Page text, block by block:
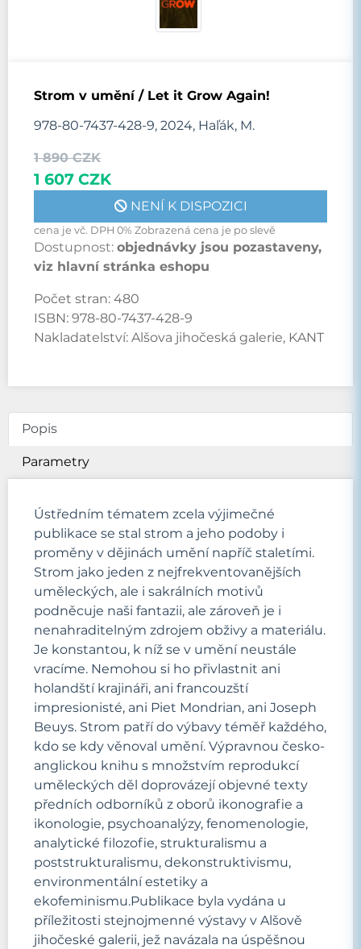
Strom v umění / Let it Grow Again!
978-80-7437-428-9, 2024, Haľák, M.
1 890 CZK
1 607 CZK
NENÍ K DISPOZICI
cena je vč. DPH 0% Zobrazená cena je po slevě
Dostupnost: objednávky jsou pozastaveny,
viz hlavní stránka eshopu
Počet stran: 480
ISBN: 978-80-7437-428-9
Nakladatelství: Alšova jihočeská galerie, KANT
Popis
Parametry
Ústředním tématem zcela výjimečné
publikace se stal strom a jeho podoby i
proměny v dějinách umění napříč staletími.
Strom jako jeden z nejfrekventovanějších
uměleckých, ale i sakrálních motivů
podněcuje naši fantazii, ale zároveň je i
nenahraditelným zdrojem obživy a materiálu.
Je konstantou, k níž se v umění neustále
vracíme. Nemohou si ho přivlastnit ani
holandští krajináři, ani francouzští
impresionisté, ani Piet Mondrian, ani Joseph
Beuys. Strom patří do výbavy téměř každého,
kdo se kdy věnoval umění. Výpravnou česko-
anglickou knihu s množstvím reprodukcí
uměleckých děl doprovázejí objevné texty
předních odborníků z oborů ikonografie a
ikonologie, psychoanalýzy, fenomenologie,
analytické filozofie, strukturalismu a
poststrukturalismu, dekonstruktivismu,
environmentální estetiky a
ekofeminismu.Publikace byla vydána u
příležitosti stejnojmenné výstavy v Alšově
jihočeské galerii, jež navázala na úspěšnou